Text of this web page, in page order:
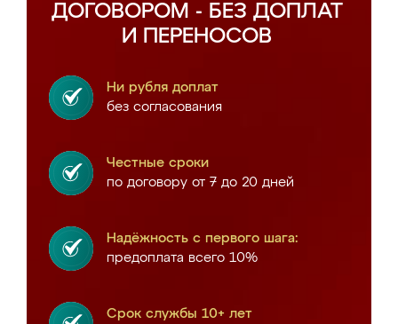
ДОГОВОРОМ - БЕЗ ДОПЛАТ
И ПЕРЕНОСОВ
Ни рубля доплат
без согласования
Честные сроки
по договору от 7 до 20 дней
Надёжность с первого шага:
предоплата всего 10%
Срок службы 10+ лет